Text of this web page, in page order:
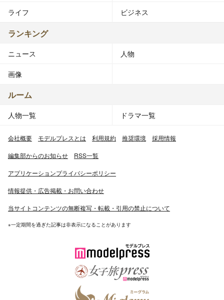
ライフ ビジネス
ランキング
ニュース 人物
画像
ルーム
人物一覧 ドラマ一覧
会社概要 モデルプレスとは 利用規約 推奨環境 採用情報
編集部からのお知らせ RSS一覧
アプリケーションプライバシーポリシー
情報提供・広告掲載・お問い合わせ
当サイトコンテンツの無断複写・転載・引用の禁止について
※一定期間を過ぎた記事は非表示になることがあります